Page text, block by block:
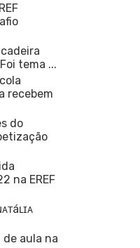
tema ...
recebem
do
na EREF
aula na